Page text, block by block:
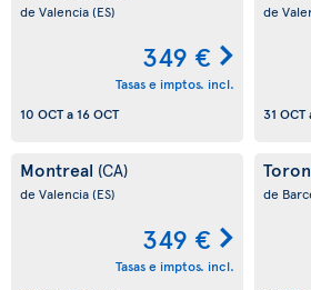
de Valencia(ES)
349 €
Tasas e imptos. incl.
10 OCTa 16 OCT
de
31 OCT
Montreal (CA)
de Valencia(ES)
349 €
Tasas e imptos. incl.
de